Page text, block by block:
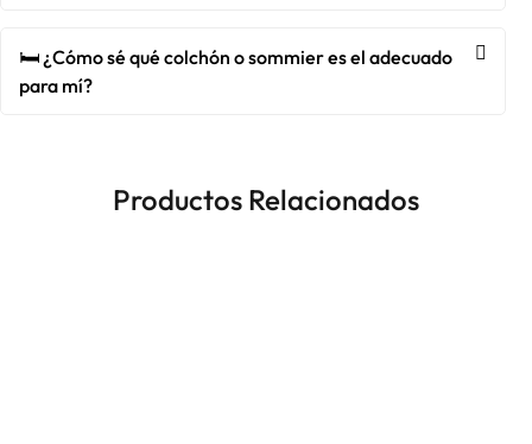
🛏️ ¿Cómo sé qué colchón o sommier es el adecuado
para mí?
Productos Relacionados